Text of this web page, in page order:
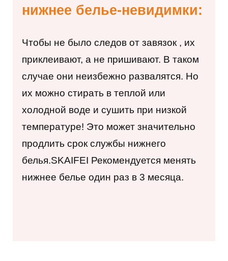
нижнее белье-невидимки:
Чтобы не было следов от завязок , их
приклеивают, а не пришивают. В таком
случае они неизбежно развалятся. Но
их можно стирать в теплой или
холодной воде и сушить при низкой
температуре! Это может значительно
продлить срок службы нижнего
белья.SKAIFEI Рекомендуется менять
нижнее белье один раз в 3 месяца.